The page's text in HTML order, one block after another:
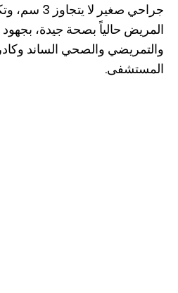
جراحي صغير
المريض حالياً بصحة جيدة،
والتمريضي والصحي الساند
المستشفى.